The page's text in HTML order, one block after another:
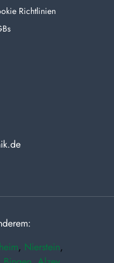
Richtlinien
, Nierstein,